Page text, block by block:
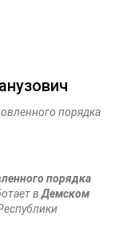
порядка
порядка
вДемском